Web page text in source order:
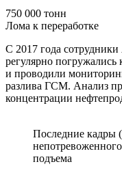
750 000 тонн
Лома к переработке
С 2017 года
регулярно погружались
и проводили
разлива ГСМ. Анализ
концентрации
Последние кадры
подъема